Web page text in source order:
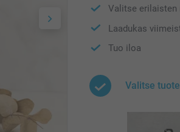
Valitse
Laadukas
Tuo iloa
Valitse tuote